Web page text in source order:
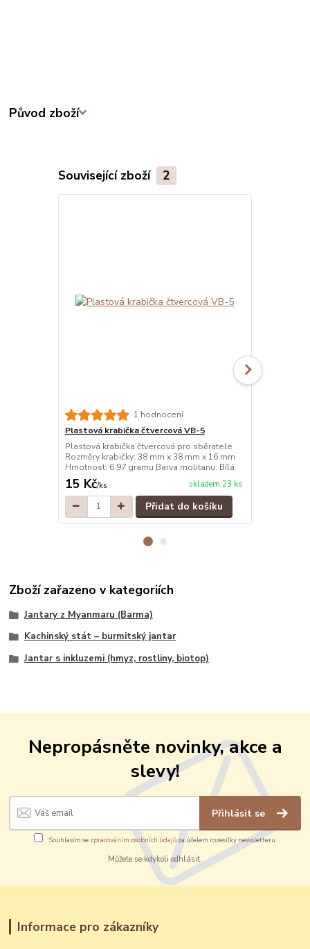
Původ zboží
Související zboží 2
1 hodnocení
Plastová krabička čtvercová VB-5
Plastová krabička čtvercová pro sběratele
Rozměry krabičky: 38 mm x 38 mm x 16 mm
Hmotnost: 6.97 gramu Barva molitanu: Bílá
15 Kč/ks skladem 23 ks
Přidat do košíku
Zboží zařazeno v kategoriích
Jantary z Myanmaru (Barma)
Kachinský stát – burmitský jantar
Jantar s inkluzemi (hmyz, rostliny, biotop)
Nepropásněte novinky, akce a
slevy!
Přihlásit se
Souhlasím se zpracováním osobních údajůza účelem rozesílky newsletteru.
Můžete se kdykoli odhlásit.
Informace pro zákazníky